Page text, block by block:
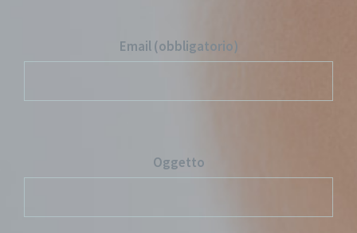
Email (obbligatorio)
Oggetto